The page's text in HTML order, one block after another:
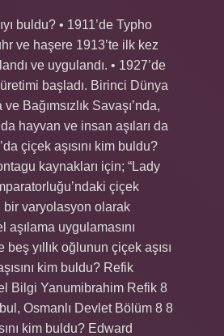
buldu? • 1911’de Typho
ve haşere 1913’te ilk kez
ve uygulandı. • 1927’de
başladı. Birinci Dünya
ve Bağımsızlık Savaşı’nda,
hayvan ve insan aşıları da
çiçek aşısını kim buldu?
kaynakları için; “Lady
çiçek
bir varyolasyon olarak
aşılama uygulamasını
beş yıllık oğlunun çiçek aşısı
kim buldu? Refik
Bilgi Yanumibrahim Refik 8
Osmanlı Devlet Bölüm 8 8
kim buldu? Edward